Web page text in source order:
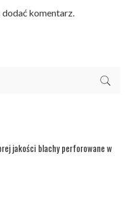
dodać komentarz.
jakości blachy perforowane w